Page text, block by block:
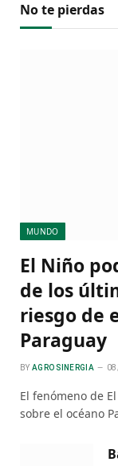
No te pierdas
MUNDO
El Niño
de los
riesgo de
Paraguay
BY AGRO SINERGIA
El fenómeno de
sobre el océano